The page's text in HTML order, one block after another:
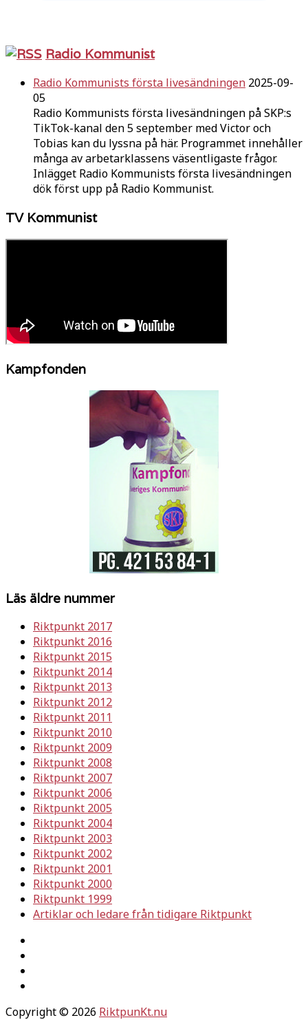
Radio Kommunist
Radio Kommunists första livesändningen 2025-09-
05
Radio Kommunists första livesändningen på SKP:s
TikTok-kanal den 5 september med Victor och
Tobias kan du lyssna på här. Programmet innehåller
många av arbetarklassens väsentligaste frågor.
Inlägget Radio Kommunists första livesändningen
dök först upp på Radio Kommunist.
TV Kommunist
Kampfonden
Läs äldre nummer
Riktpunkt 2017
Riktpunkt 2016
Riktpunkt 2015
Riktpunkt 2014
Riktpunkt 2013
Riktpunkt 2012
Riktpunkt 2011
Riktpunkt 2010
Riktpunkt 2009
Riktpunkt 2008
Riktpunkt 2007
Riktpunkt 2006
Riktpunkt 2005
Riktpunkt 2004
Riktpunkt 2003
Riktpunkt 2002
Riktpunkt 2001
Riktpunkt 2000
Riktpunkt 1999
Artiklar och ledare från tidigare Riktpunkt
Copyright © 2026 RiktpunKt.nu